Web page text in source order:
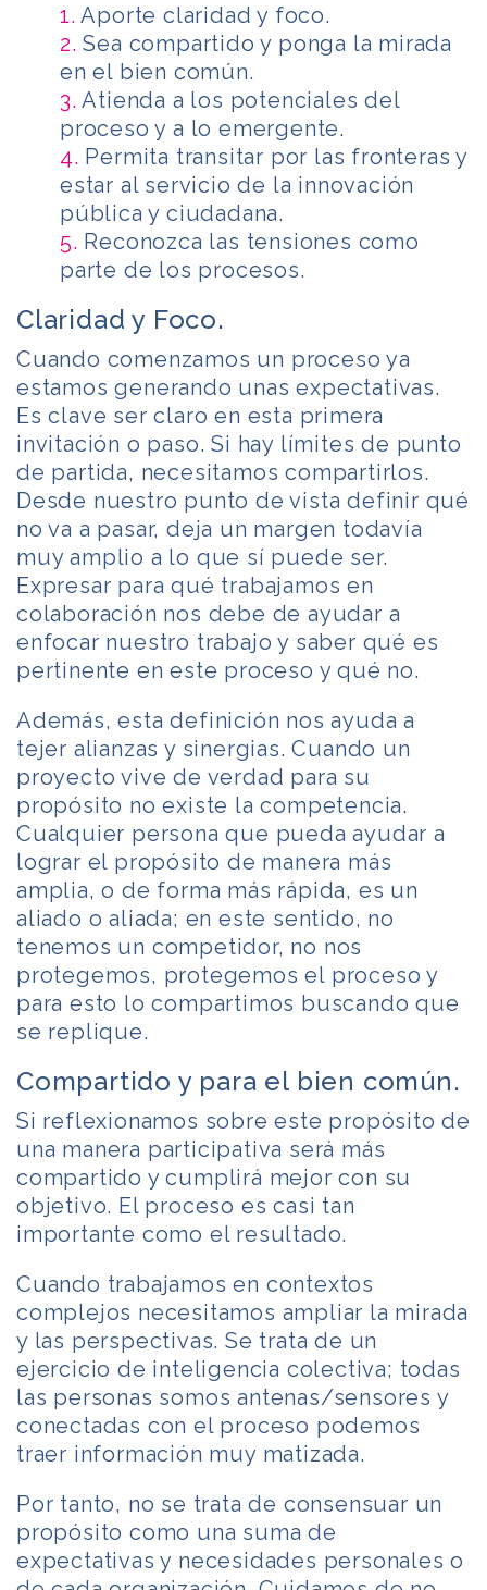
1.Aporte claridad y foco.
2.Sea compartido y ponga la mirada
en el bien común.
3.Atienda a los potenciales del
proceso y a lo emergente.
4. Permita transitar por las fronteras y
estar al servicio de la innovación
pública y ciudadana.
5. Reconozca las tensiones como
parte de los procesos.
Claridad y Foco.
Cuando comenzamos un proceso ya
estamos generando unas expectativas.
Es clave ser claro en esta primera
invitación o paso. Si hay límites de punto
de partida, necesitamos compartirlos.
Desde nuestro punto de vista definir qué
no va a pasar, deja un margen todavía
muy amplio a lo que sí puede ser.
Expresar para qué trabajamos en
colaboración nos debe de ayudar a
enfocar nuestro trabajo y saber qué es
pertinente en este proceso y qué no.
Además, esta definición nos ayuda a
tejer alianzas y sinergias. Cuando un
proyecto vive de verdad para su
propósito no existe la competencia.
Cualquier persona que pueda ayudar a
lograr el propósito de manera más
amplia, o de forma más rápida, es un
aliado o aliada; en este sentido, no
tenemos un competidor, no nos
protegemos, protegemos el proceso y
para esto lo compartimos buscando que
se replique.
Compartido y para el bien común.
Si reflexionamos sobre este propósito de
una manera participativa será más
compartido y cumplirá mejor con su
objetivo. El proceso es casi tan
importante como el resultado.
Cuando trabajamos en contextos
complejos necesitamos ampliar la mirada
y las perspectivas. Se trata de un
ejercicio de inteligencia colectiva; todas
las personas somos antenas/sensores y
conectadas con el proceso podemos
traer información muy matizada.
Por tanto, no se trata de consensuar un
propósito como una suma de
expectativas y necesidades personales o